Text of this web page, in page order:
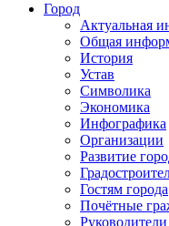
Город
Актуальная
Общая
История
Устав
Символика
Экономика
Инфографика
Организации
Развитие
Гостям города
Почётные
Руководители